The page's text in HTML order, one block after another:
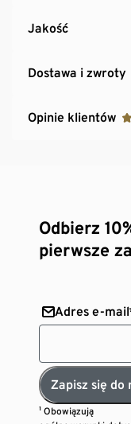
Jakość
Dostawa i zwroty
Opinie klientów
Odbierz
pierwsze
Adres e-
Zapisz się do
¹ Obowiązują